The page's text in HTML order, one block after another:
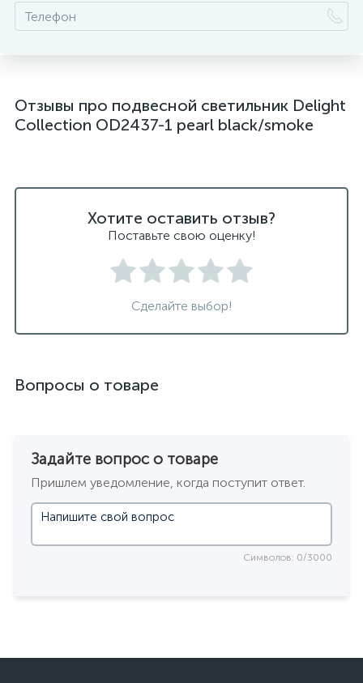
светильники над рабочей поверхностью
светильники подвесные белые
Отзывы про подвесной светильник Delight
Collection OD2437-1 pearl black/smoke
Хотите оставить отзыв?
Поставьте свою оценку!
Сделайте выбор!
Вопросы о товаре
Задайте вопрос о товаре
Пришлем уведомление, когда поступит ответ.
Символов: 0/3000